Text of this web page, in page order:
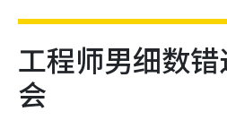
工程师男细数
会